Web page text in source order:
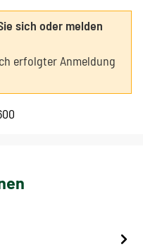
sich oder melden
erfolgter Anmeldung